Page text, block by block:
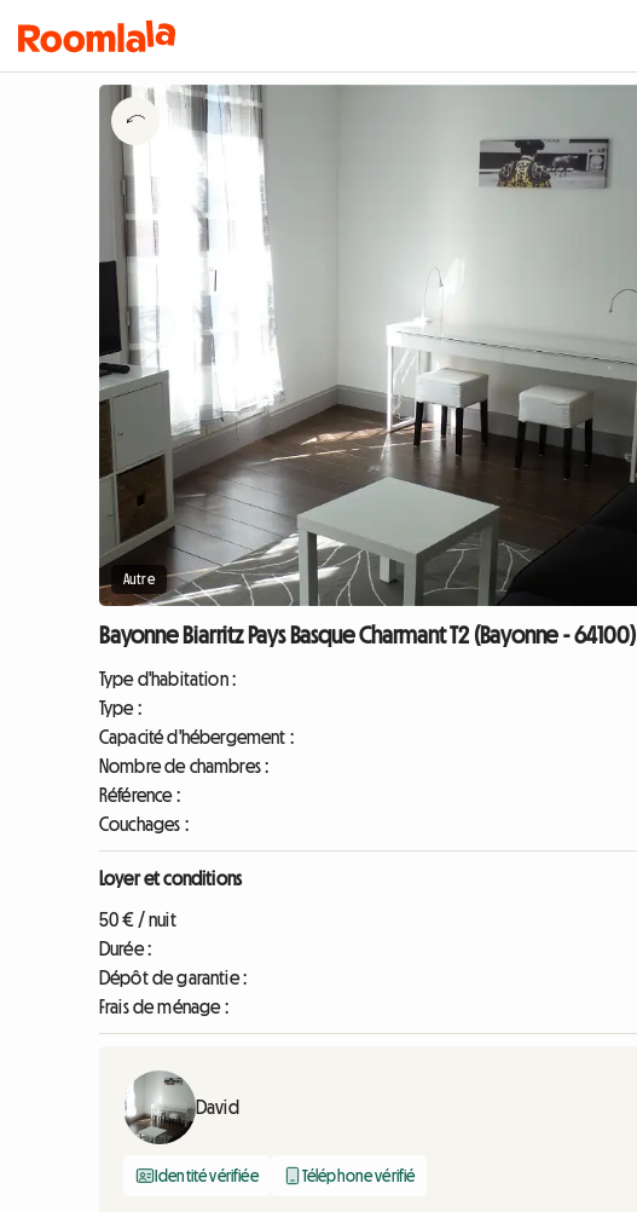
Autre
Bayonne Biarritz Pays Basque Charmant T2 (Bayonne - 64100)
Type d'habitation :
Type :
Capacité d'hébergement :
Nombre de chambres :
Référence :
Couchages :
Loyer et conditions
50 € / nuit
Durée :
Dépôt de garantie :
Frais de ménage :
David
Identité vérifiée Téléphone vérifié